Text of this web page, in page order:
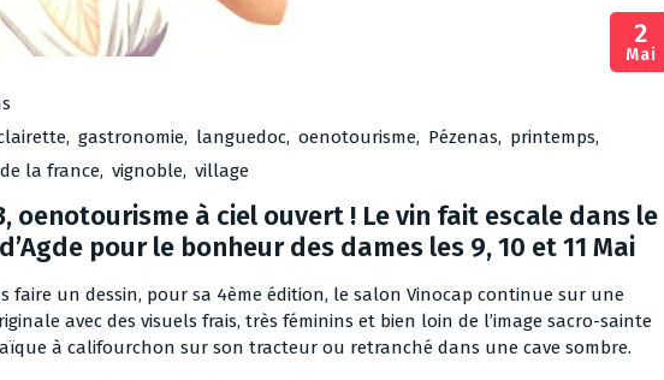
, gastronomie, languedoc, oenotourisme, Pézenas, printemps,
la france, vignoble, village
2
Mai
oenotourisme à ciel ouvert ! Le vin fait escale dans le
pour le bonheur des dames les 9, 10 et 11 Mai
faire un dessin, pour sa 4ème édition, le salon Vinocap continue sur une
avec des visuels frais, très féminins et bien loin de l’image sacro-sainte
à califourchon sur son tracteur ou retranché dans une cave sombre.